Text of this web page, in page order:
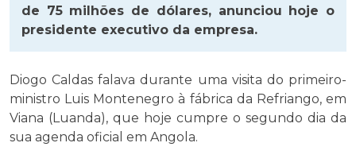
de 75 milhões de dólares, anunciou hoje o
presidente executivo da empresa.
Diogo Caldas falava durante uma visita do primeiro-
ministro Luis Montenegro à fábrica da Refriango, em
Viana (Luanda), que hoje cumpre o segundo dia da
sua agenda oficial em Angola.